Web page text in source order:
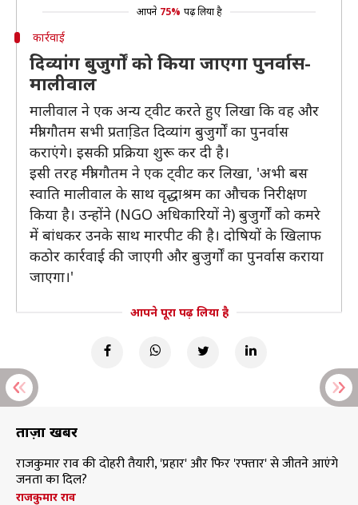
आपने 75% पढ़ लिया है
कार्रवाई
दिव्यांग बुजुर्गों को किया जाएगा पुनर्वास-
मालीवाल
मालीवाल ने एक अन्य ट्वीट करते हुए लिखा कि वह और
मंत्री गौतम सभी प्रताडि़त दिव्यांग बुजुर्गों का पुनर्वास
कराएंगे। इसकी प्रक्रिया शुरू कर दी है।
इसी तरह मंत्री गौतम ने एक ट्वीट कर लिखा, 'अभी बस
स्वाति मालीवाल के साथ वृद्धाश्रम का औचक निरीक्षण
किया है। उन्होंने (NGO अधिकारियों ने) बुजुर्गों को कमरे
में बांधकर उनके साथ मारपीट की है। दोषियों के खिलाफ
कठोर कार्रवाई की जाएगी और बुजुर्गों का पुनर्वास कराया
जाएगा।'
आपने पूरा पढ़ लिया है
ताज़ा खबरें
राजकुमार राव की दोहरी तैयारी, 'प्रहार' और फिर 'रफ्तार' से जीतने आएंगे
जनता का दिल?
राजकुमार राव